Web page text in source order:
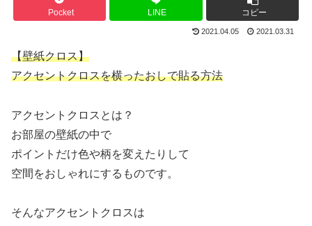
Pocket LINE コピー
2021.04.05 2021.03.31
【壁紙クロス】
アクセントクロスを横ったおしで貼る方法
アクセントクロスとは？
お部屋の壁紙の中で
ポイントだけ色や柄を変えたりして
空間をおしゃれにするものです。
そんなアクセントクロスは